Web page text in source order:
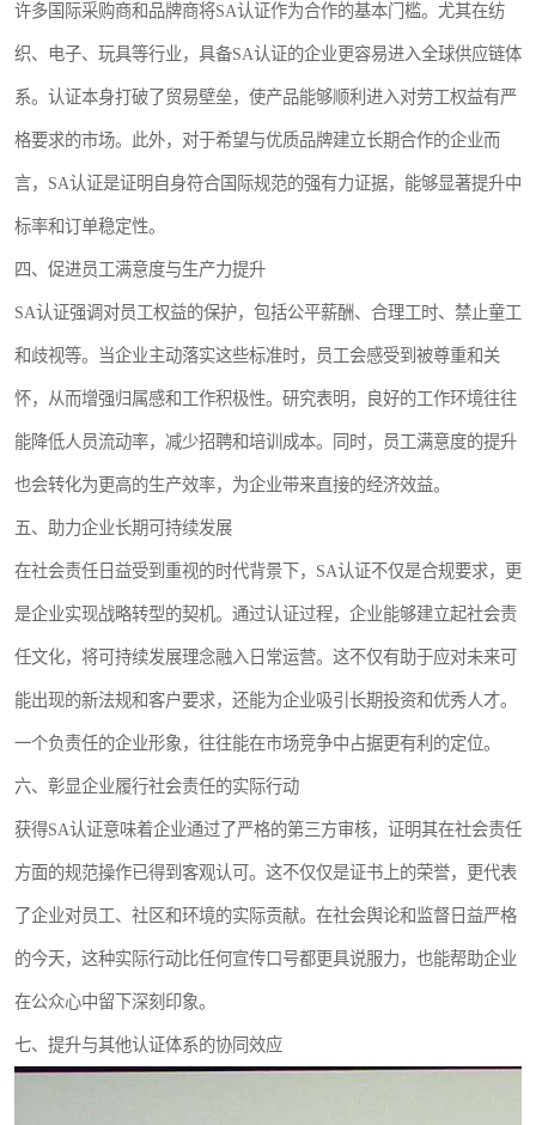
许多国际采购商和品牌商将SA认证作为合作的基本门槛。尤其在纺
织、电子、玩具等行业，具备SA认证的企业更容易进入全球供应链体
系。认证本身打破了贸易壁垒，使产品能够顺利进入对劳工权益有严
格要求的市场。此外，对于希望与优质品牌建立长期合作的企业而
言，SA认证是证明自身符合国际规范的强有力证据，能够显著提升中
标率和订单稳定性。
四、促进员工满意度与生产力提升
SA认证强调对员工权益的保护，包括公平薪酬、合理工时、禁止童工
和歧视等。当企业主动落实这些标准时，员工会感受到被尊重和关
怀，从而增强归属感和工作积极性。研究表明，良好的工作环境往往
能降低人员流动率，减少招聘和培训成本。同时，员工满意度的提升
也会转化为更高的生产效率，为企业带来直接的经济效益。
五、助力企业长期可持续发展
在社会责任日益受到重视的时代背景下，SA认证不仅是合规要求，更
是企业实现战略转型的契机。通过认证过程，企业能够建立起社会责
任文化，将可持续发展理念融入日常运营。这不仅有助于应对未来可
能出现的新法规和客户要求，还能为企业吸引长期投资和优秀人才。
一个负责任的企业形象，往往能在市场竞争中占据更有利的定位。
六、彰显企业履行社会责任的实际行动
获得SA认证意味着企业通过了严格的第三方审核，证明其在社会责任
方面的规范操作已得到客观认可。这不仅仅是证书上的荣誉，更代表
了企业对员工、社区和环境的实际贡献。在社会舆论和监督日益严格
的今天，这种实际行动比任何宣传口号都更具说服力，也能帮助企业
在公众心中留下深刻印象。
七、提升与其他认证体系的协同效应